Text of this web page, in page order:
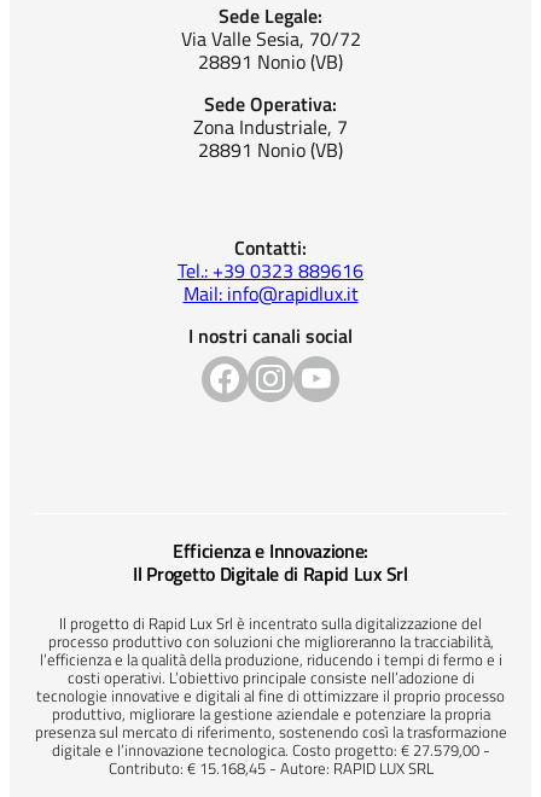
Sede Legale:
Via Valle Sesia, 70/72
28891 Nonio (VB)
Sede Operativa:
Zona Industriale, 7
28891 Nonio (VB)
Contatti:
Tel.: +39 0323 889616
Mail: info@rapidlux.it
I nostri canali social
Efficienza e Innovazione:
Il Progetto Digitale di Rapid Lux Srl
Il progetto di Rapid Lux Srl è incentrato sulla digitalizzazione del
processo produttivo con soluzioni che miglioreranno la tracciabilità,
l’efficienza e la qualità della produzione, riducendo i tempi di fermo e i
costi operativi. L’obiettivo principale consiste nell’adozione di
tecnologie innovative e digitali al fine di ottimizzare il proprio processo
produttivo, migliorare la gestione aziendale e potenziare la propria
presenza sul mercato di riferimento, sostenendo così la trasformazione
digitale e l’innovazione tecnologica. Costo progetto: € 27.579,00 -
Contributo: € 15.168,45 - Autore: RAPID LUX SRL